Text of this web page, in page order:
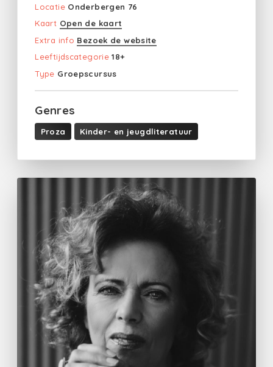
Locatie Onderbergen 76
Kaart Open de kaart
Extra info Bezoek de website
Leeftijdscategorie 18+
Type Groepscursus
Genres
Proza Kinder- en jeugdliteratuur